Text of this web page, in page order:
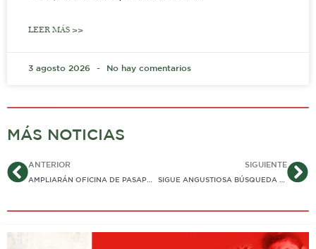
LEER MÁS >>
3 agosto 2026 No hay comentarios
MÁS NOTICIAS
AntANTERIOR
AMPLIARÁN OFICINA DE PASAPORTES DE LA GOBERNACIÓN
SIGUIENTE
SIGUE ANGUSTIOSA BÚSQUEDA DE PROFESORA INDÍGENA DESAPARECIDA EN EL RÍO ARIPORO